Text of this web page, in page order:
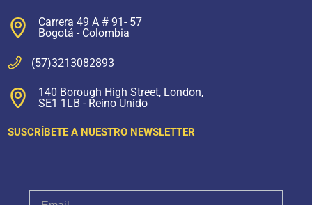
Carrera 49 A # 91- 57
Bogotá - Colombia
(57)3213082893
140 Borough High Street, London,
SE1 1LB - Reino Unido
SUSCRÍBETE A NUESTRO NEWSLETTER